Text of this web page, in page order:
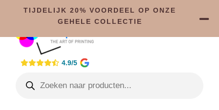
4.9/5
TIJDELIJK 20% VOORDEEL OP ONZE
GEHELE COLLECTIE